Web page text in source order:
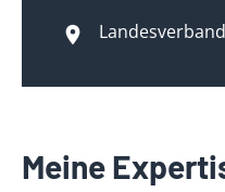
Meine